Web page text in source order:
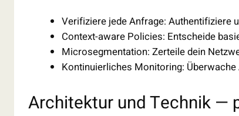
Verifiziere jede Anfrage: Authentifiziere
Context-aware Policies: Entscheide
Microsegmentation: Zerteile dein
Kontinuierliches Monitoring:
Architektur und Technik —